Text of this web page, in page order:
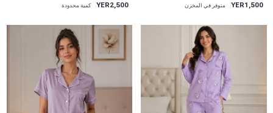
YER1,500 متوفر في المخزن YER2,500 كمية محدودة